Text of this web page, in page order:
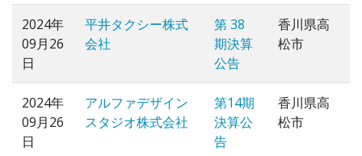
2024年
09月26
日
平井タクシー株式
会社
第 38
期決算
公告
香川県高
松市
2024年
09月26
日
アルファデザイン
スタジオ株式会社
第14期
決算公
告
香川県高
松市